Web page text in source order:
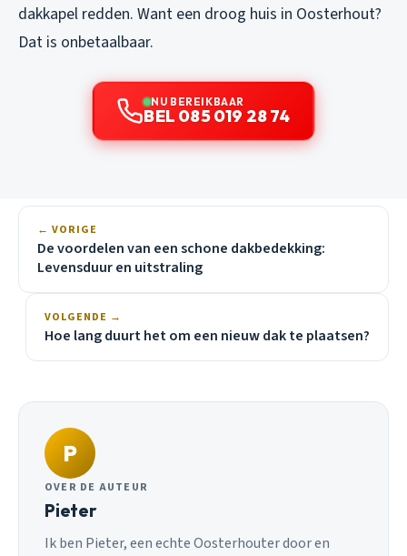
dakkapel redden. Want een droog huis in Oosterhout?
Dat is onbetaalbaar.
NU BEREIKBAAR
BEL 085 019 28 74
← VORIGE
De voordelen van een schone dakbedekking:
Levensduur en uitstraling
VOLGENDE →
Hoe lang duurt het om een nieuw dak te plaatsen?
P
OVER DE AUTEUR
Pieter
Ik ben Pieter, een echte Oosterhouter door en